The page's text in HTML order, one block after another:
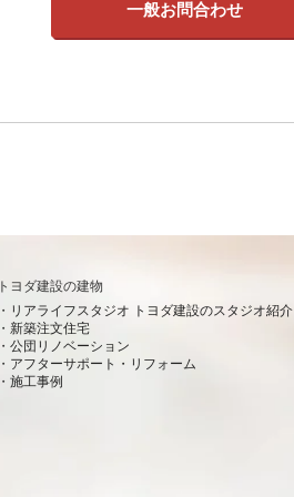
一般お問合わせ
トヨダ建設の建物
リアライフスタジオ トヨダ建設のスタジオ紹介
新築注文住宅
公団リノベーション
アフターサポート・リフォーム
施工事例